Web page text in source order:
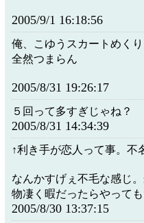
2005/9/1 16:18:56
俺、こゆうスカートめく
全然つまらん
2005/8/31 19:26:17
５回って多すぎじゃね？
2005/8/31 14:34:39
↑利き手が恋人って事。
なんかすげぇ不毛な感じ
物凄く暇だったらやっても
2005/8/30 13:37:15